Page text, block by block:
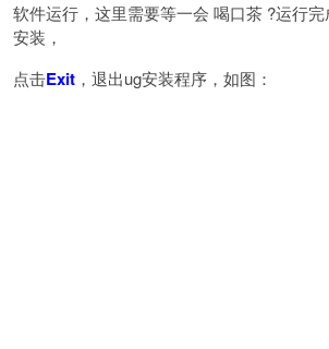
软件运行，这里需要等一会 喝口茶 ?运行
安装，
点击Exit ，退出ug安装程序，如图：